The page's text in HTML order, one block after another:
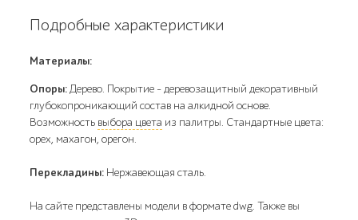
Подробные характеристики
Материалы:
Опоры:Дерево. Покрытие – деревозащитный декоративный
глубокопроникающий состав на алкидной основе.
Возможность выбора цвета из палитры. Стандартные цвета:
орех, махагон, орегон.
Перекладины: Нержавеющая сталь.
На сайте представлены модели в формате dwg. Также вы